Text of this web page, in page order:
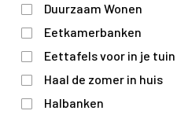
Duurzaam Wonen
Eetkamerbanken
Eettafels voor in je tuin
Haal de zomer in huis
Halbanken